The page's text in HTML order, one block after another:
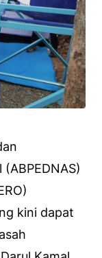
kini dapat